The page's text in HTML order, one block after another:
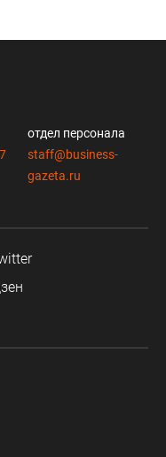
отдел персонала
staff@business-
gazeta.ru